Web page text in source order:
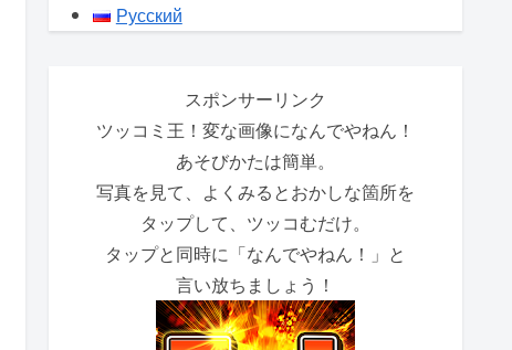
Русский
スポンサーリンク
ツッコミ王！変な画像になんでやねん！
あそびかたは簡単。
写真を見て、よくみるとおかしな箇所を
タップして、ツッコむだけ。
タップと同時に「なんでやねん！」と
言い放ちましょう！